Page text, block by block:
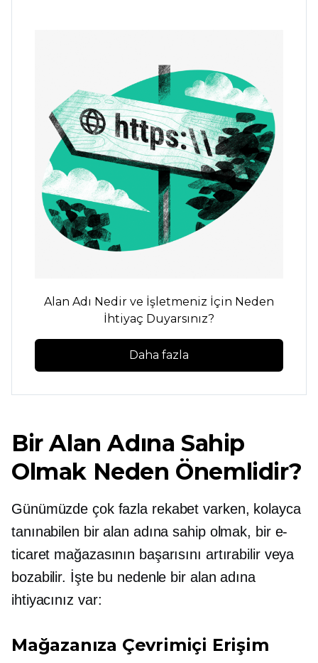
Alan Adı Nedir ve İşletmeniz İçin Neden
İhtiyaç Duyarsınız?
Daha fazla
Bir Alan Adına Sahip
Olmak Neden Önemlidir?
Günümüzde çok fazla rekabet varken, kolayca
tanınabilen bir alan adına sahip olmak, bir e-
ticaret mağazasının başarısını artırabilir veya
bozabilir. İşte bu nedenle bir alan adına
ihtiyacınız var:
Mağazanıza Çevrimiçi Erişim